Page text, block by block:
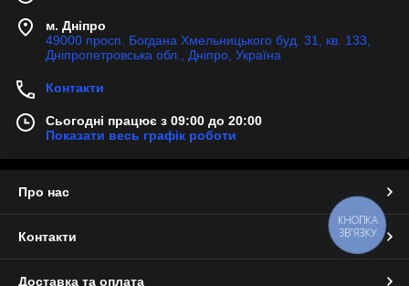
м. Дніпро
49000 просп. Богдана Хмельницького буд. 31, кв. 133,
Дніпропетровська обл., Дніпро, Україна
Контакти
Сьогодні працює з 09:00 до 20:00
Показати весь графік роботи
Про нас
Контакти
Доставка та оплата
КНОПКА
ЗВ'ЯЗКУ